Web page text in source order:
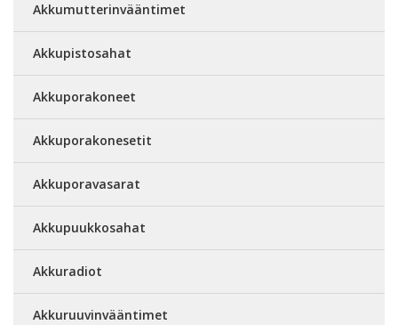
Akkumutterinvääntimet
Akkupistosahat
Akkuporakoneet
Akkuporakonesetit
Akkuporavasarat
Akkupuukkosahat
Akkuradiot
Akkuruuvinvääntimet